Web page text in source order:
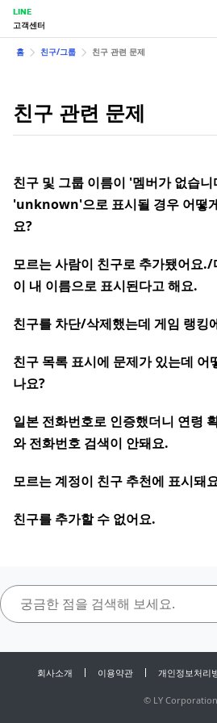
LINE
고객센터
홈 친구/그룹 친구 관련 문제
친구 관련 문제
친구 및 그룹 이름이 '멤버가 없습
'unknown'으로 표시될 경우 어떻
요?
모르는 사람이 친구로 추가됐어요./
이 내 이름으로 표시된다고 해요.
친구를 차단/삭제했는데 게임 랭킹
친구 목록 표시에 문제가 있는데 어
나요?
일본 전화번호로 인증했더니 연령
와 전화번호 검색이 안돼요.
모르는 계정이 친구 추천에 표시돼
친구를 추가할 수 없어요.
회사소개 이용약관 개인정보처리
© LY Corporation